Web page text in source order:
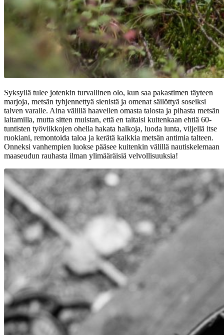
Syksyllä tulee jotenkin turvallinen olo, kun saa pakastimen täyteen
marjoja, metsän tyhjennettyä sienistä ja omenat säilöttyä soseiksi
talven varalle. Aina välillä haaveilen omasta talosta ja pihasta metsän
laitamilla, mutta sitten muistan, että en taitaisi kuitenkaan ehtiä 60-
tuntisten työviikkojen ohella hakata halkoja, luoda lunta, viljellä itse
ruokiani, remontoida taloa ja kerätä kaikkia metsän antimia talteen.
Onneksi vanhempien luokse pääsee kuitenkin välillä nautiskelemaan
maaseudun rauhasta ilman ylimääräisiä velvollisuuksia!